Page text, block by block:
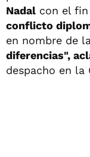
Nadal con el
conflicto
en nombre de
diferencias",
despacho en la